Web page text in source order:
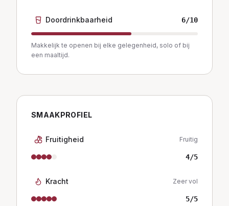
Doordrinkbaarheid 6/10
Makkelijk te openen bij elke gelegenheid, solo of bij
een maaltijd.
SMAAKPROFIEL
Fruitigheid Fruitig
4/5
Kracht Zeer vol
5/5